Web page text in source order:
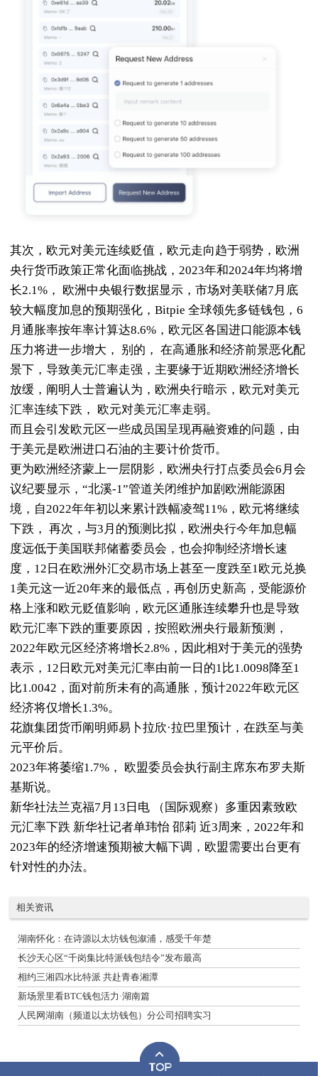
其次，欧元对美元连续贬值，欧元走向趋于弱势，欧洲
央行货币政策正常化面临挑战，2023年和2024年均将增
长2.1%， 欧洲中央银行数据显示，市场对美联储7月底
较大幅度加息的预期强化，Bitpie 全球领先多链钱包，6
月通胀率按年率计算达8.6%，欧元区各国进口能源本钱
压力将进一步增大， 别的， 在高通胀和经济前景恶化配
景下，导致美元汇率走强，主要缘于近期欧洲经济增长
放缓，阐明人士普遍认为，欧洲央行暗示，欧元对美元
汇率连续下跌， 欧元对美元汇率走弱。
而且会引发欧元区一些成员国呈现再融资难的问题，由
于美元是欧洲进口石油的主要计价货币。
更为欧洲经济蒙上一层阴影，欧洲央行打点委员会6月会
议纪要显示，“北溪-1”管道关闭维护加剧欧洲能源困
境，自2022年年初以来累计跌幅凌驾11%，欧元将继续
下跌， 再次，与3月的预测比拟，欧洲央行今年加息幅
度远低于美国联邦储蓄委员会，也会抑制经济增长速
度，12日在欧洲外汇交易市场上甚至一度跌至1欧元兑换
1美元这一近20年来的最低点，再创历史新高，受能源价
格上涨和欧元贬值影响，欧元区通胀连续攀升也是导致
欧元汇率下跌的重要原因，按照欧洲央行最新预测，
2022年欧元区经济将增长2.8%，因此相对于美元的强势
表示，12日欧元对美元汇率由前一日的1比1.0098降至1
比1.0042，面对前所未有的高通胀，预计2022年欧元区
经济将仅增长1.3%。
花旗集团货币阐明师易卜拉欣·拉巴里预计，在跌至与美
元平价后。
2023年将萎缩1.7%， 欧盟委员会执行副主席东布罗夫斯
基斯说。
新华社法兰克福7月13日电 （国际观察）多重因素致欧
元汇率下跌 新华社记者单玮怡 邵莉 近3周来，2022年和
2023年的经济增速预期被大幅下调，欧盟需要出台更有
针对性的办法。
相关资讯
湖南怀化：在诗源以太坊钱包溆浦，感受千年楚
长沙天心区“千岗集比特派钱包结令”发布最高
相约三湘四水比特派 共赴青春湘潭
新场景里看BTC钱包活力·湖南篇
人民网湖南（频道以太坊钱包）分公司招聘实习